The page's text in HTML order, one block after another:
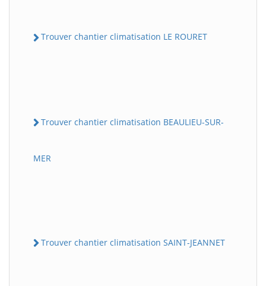
Trouver chantier climatisation LE ROURET
Trouver chantier climatisation BEAULIEU-SUR-
MER
Trouver chantier climatisation SAINT-JEANNET